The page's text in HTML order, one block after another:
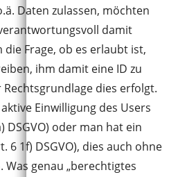
Daten zulassen, möchten
damit
Frage, ob es erlaubt ist,
ihm damit eine ID zu
dies erfolgt.
Einwilligung des Users
DSGVO) oder man hat ein
6 1f) DSGVO), dies auch ohne
genau „berechtigtes